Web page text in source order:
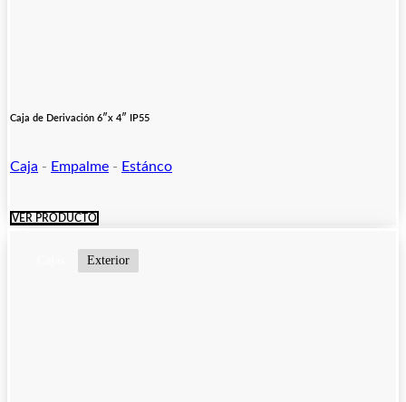
Caja de Derivación 6″x 4″ IP55
Caja - Empalme - Estánco
VER PRODUCTO
Exterior